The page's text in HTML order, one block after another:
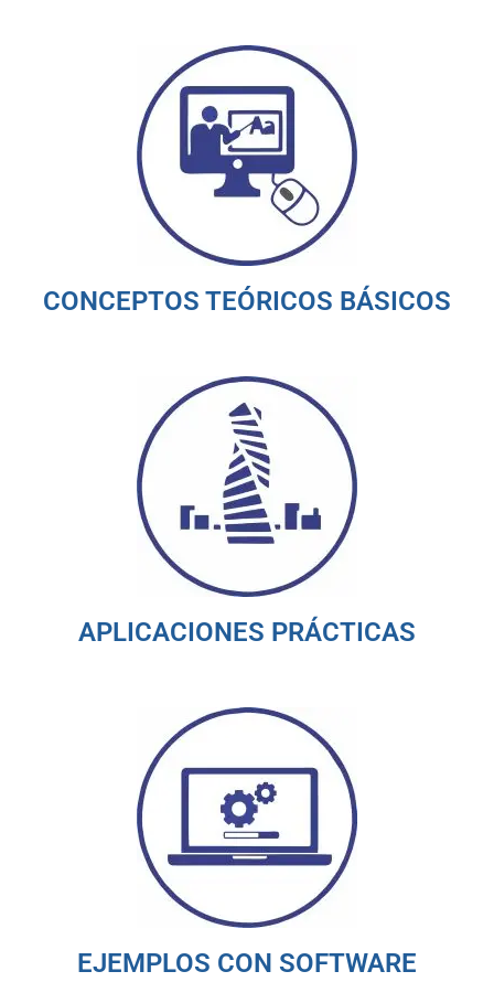
CONCEPTOS TEÓRICOS BÁSICOS
APLICACIONES PRÁCTICAS
EJEMPLOS CON SOFTWARE